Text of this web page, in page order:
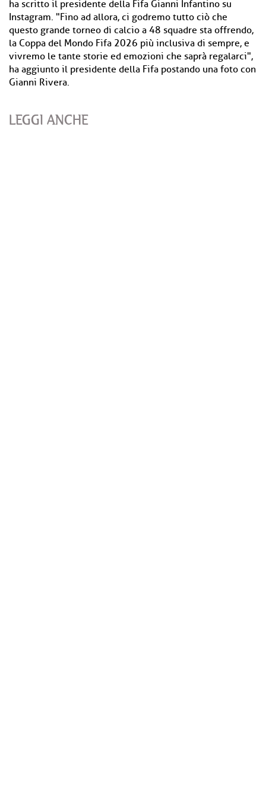
ha scritto il presidente della Fifa Gianni Infantino su
Instagram. "Fino ad allora, ci godremo tutto ciò che
questo grande torneo di calcio a 48 squadre sta offrendo,
la Coppa del Mondo Fifa 2026 più inclusiva di sempre, e
vivremo le tante storie ed emozioni che saprà regalarci",
ha aggiunto il presidente della Fifa postando una foto con
Gianni Rivera.
LEGGI ANCHE